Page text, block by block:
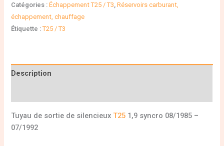
Catégories :Échappement T25 / T3 ,Réservoirs carburant,
échappement, chauffage
Étiquette :T25 / T3
Description
Tuyau de sortie de silencieuxT25 1,9 syncro 08/1985 –
07/1992